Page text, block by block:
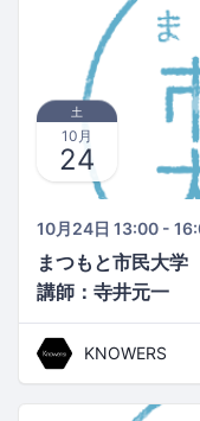
土
10月
24
10月24日 13:00 -
まつもと市民大
講師：寺井元一
KNOWERS